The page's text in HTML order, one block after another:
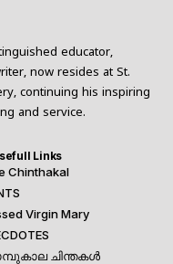
educator,
now resides at St.
continuing his inspiring
and service.
Links
Chinthakal
Virgin Mary
ചിന്തകൾ